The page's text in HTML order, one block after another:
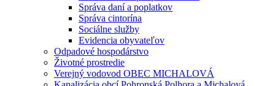
Správa daní a poplatkov
Správa cintorína
Sociálne služby
Evidencia obyvateľov
Odpadové hospodárstvo
Životné prostredie
Verejný vodovod OBEC MICHALOVÁ